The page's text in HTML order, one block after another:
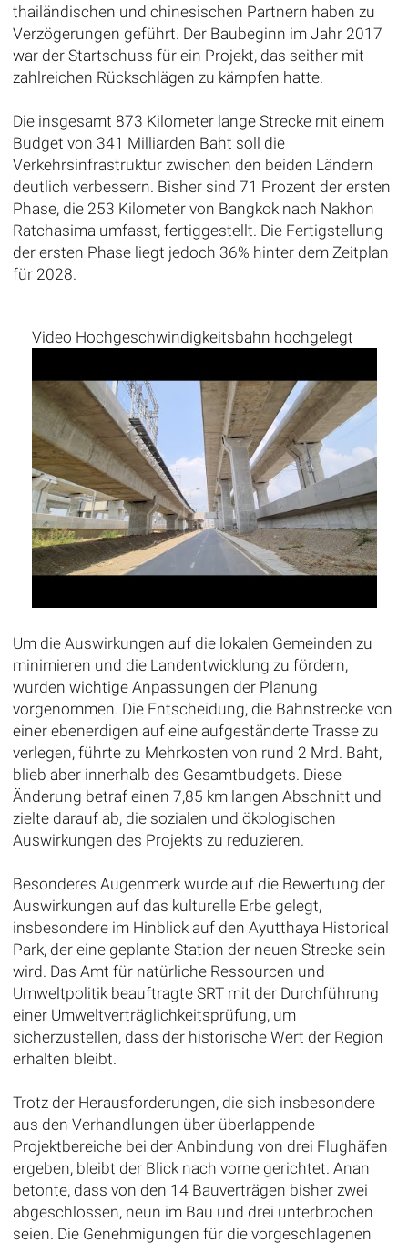
thailändischen und chinesischen Partnern haben zu
Verzögerungen geführt. Der Baubeginn im Jahr 2017
war der Startschuss für ein Projekt, das seither mit
zahlreichen Rückschlägen zu kämpfen hatte.
Die insgesamt 873 Kilometer lange Strecke mit einem
Budget von 341 Milliarden Baht soll die
Verkehrsinfrastruktur zwischen den beiden Ländern
deutlich verbessern. Bisher sind 71 Prozent der ersten
Phase, die 253 Kilometer von Bangkok nach Nakhon
Ratchasima umfasst, fertiggestellt. Die Fertigstellung
der ersten Phase liegt jedoch 36% hinter dem Zeitplan
für 2028.
Video Hochgeschwindigkeitsbahn hochgelegt
Um die Auswirkungen auf die lokalen Gemeinden zu
minimieren und die Landentwicklung zu fördern,
wurden wichtige Anpassungen der Planung
vorgenommen. Die Entscheidung, die Bahnstrecke von
einer ebenerdigen auf eine aufgeständerte Trasse zu
verlegen, führte zu Mehrkosten von rund 2 Mrd. Baht,
blieb aber innerhalb des Gesamtbudgets. Diese
Änderung betraf einen 7,85 km langen Abschnitt und
zielte darauf ab, die sozialen und ökologischen
Auswirkungen des Projekts zu reduzieren.
Besonderes Augenmerk wurde auf die Bewertung der
Auswirkungen auf das kulturelle Erbe gelegt,
insbesondere im Hinblick auf den Ayutthaya Historical
Park, der eine geplante Station der neuen Strecke sein
wird. Das Amt für natürliche Ressourcen und
Umweltpolitik beauftragte SRT mit der Durchführung
einer Umweltverträglichkeitsprüfung, um
sicherzustellen, dass der historische Wert der Region
erhalten bleibt.
Trotz der Herausforderungen, die sich insbesondere
aus den Verhandlungen über überlappende
Projektbereiche bei der Anbindung von drei Flughäfen
ergeben, bleibt der Blick nach vorne gerichtet. Anan
betonte, dass von den 14 Bauverträgen bisher zwei
abgeschlossen, neun im Bau und drei unterbrochen
seien. Die Genehmigungen für die vorgeschlagenen